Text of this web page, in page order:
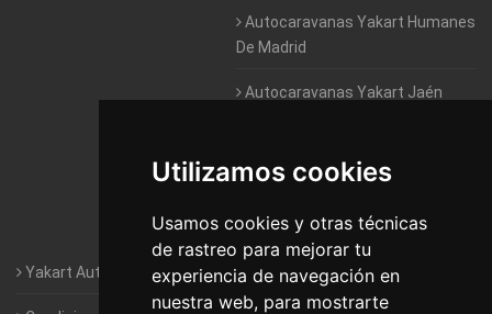
Utilizamos cookies
Usamos cookies y otras técnicas
de rastreo para mejorar tu
experiencia de navegación en
nuestra web, para mostrarte
Autocaravanas Yakart Humanes
De Madrid
Autocaravanas Yakart Jaén
Autocaravanas Yakart Valencia
Autocaravanas Yakart Vitoria
Yakart Autocaravanas · La empresa